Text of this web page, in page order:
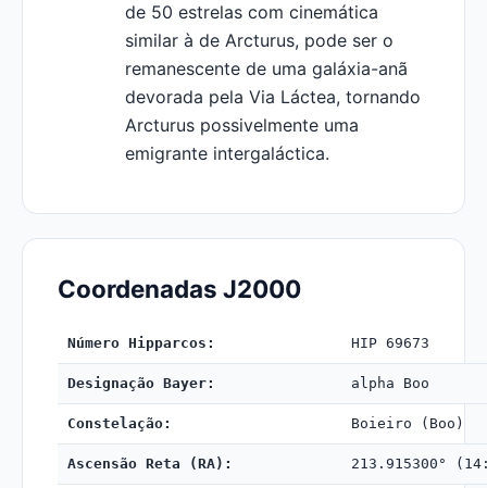
de 50 estrelas com cinemática
similar à de Arcturus, pode ser o
remanescente de uma galáxia-anã
devorada pela Via Láctea, tornando
Arcturus possivelmente uma
emigrante intergaláctica.
Coordenadas J2000
Número Hipparcos: HIP 69673
Designação Bayer: alpha Boo
Constelação: Boieiro (Boo)
Ascensão Reta (RA): 213.915300°